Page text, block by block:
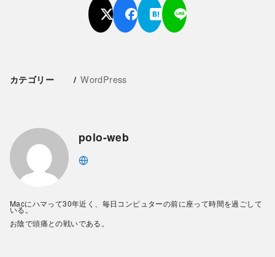
カテゴリー WordPress
polo-web
Macにハマって30年近く、毎日コンピュターの前に座って時間を過ごして
いる。
お陰で頭痛との戦いである。